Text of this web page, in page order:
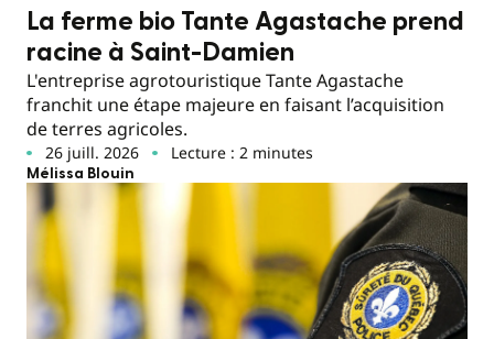
La ferme bio Tante Agastache prend
racine à Saint-Damien
L'entreprise agrotouristique Tante Agastache
franchit une étape majeure en faisant l’acquisition
de terres agricoles.
26 juill. 2026 Lecture : 2 minutes
Mélissa Blouin